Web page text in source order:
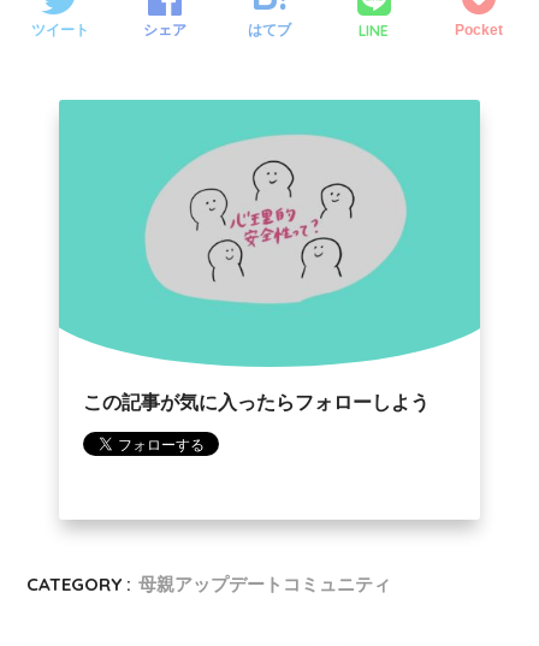
o
a
ツイート シェア はてブ LINE Pocket
この記事が気に入ったらフォローしよう
CATEGORY : 母親アップデートコミュニティ